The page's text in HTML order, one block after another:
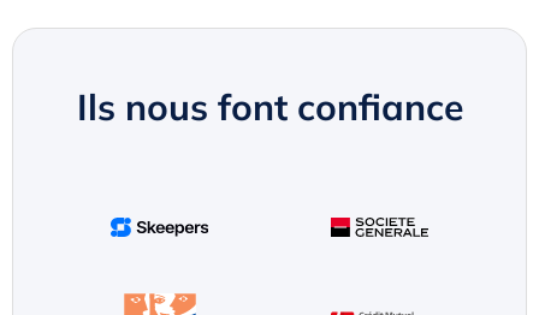
Ils nous font confiance